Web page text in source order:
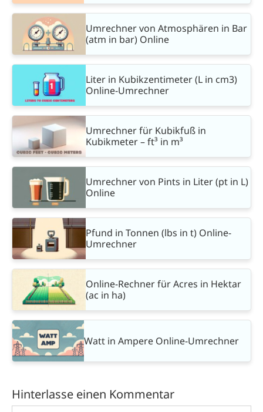
Umrechner von Atmosphären in Bar
(atm in bar) Online
Liter in Kubikzentimeter (L in cm3)
Online-Umrechner
Umrechner für Kubikfuß in
Kubikmeter – ft³ in m³
Umrechner von Pints in Liter (pt in L)
Online
Pfund in Tonnen (lbs in t) Online-
Umrechner
Online-Rechner für Acres in Hektar
(ac in ha)
Watt in Ampere Online-Umrechner
Hinterlasse einen Kommentar